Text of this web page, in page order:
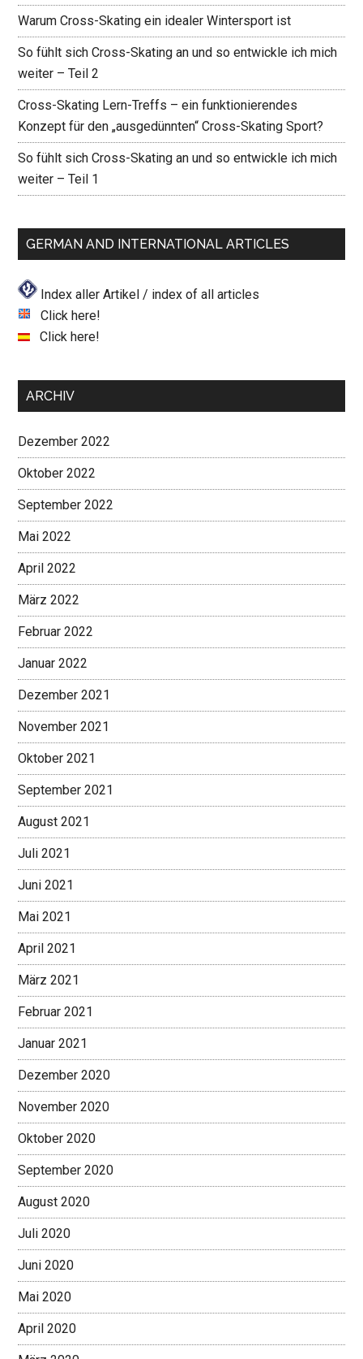
Warum Cross-Skating ein idealer Wintersport ist
So fühlt sich Cross-Skating an und so entwickle ich mich
weiter – Teil 2
Cross-Skating Lern-Treffs – ein funktionierendes
Konzept für den „ausgedünnten“ Cross-Skating Sport?
So fühlt sich Cross-Skating an und so entwickle ich mich
weiter – Teil 1
GERMAN AND INTERNATIONAL ARTICLES
Index aller Artikel / index of all articles
Click here!
Click here!
ARCHIV
Dezember 2022
Oktober 2022
September 2022
Mai 2022
April 2022
März 2022
Februar 2022
Januar 2022
Dezember 2021
November 2021
Oktober 2021
September 2021
August 2021
Juli 2021
Juni 2021
Mai 2021
April 2021
März 2021
Februar 2021
Januar 2021
Dezember 2020
November 2020
Oktober 2020
September 2020
August 2020
Juli 2020
Juni 2020
Mai 2020
April 2020